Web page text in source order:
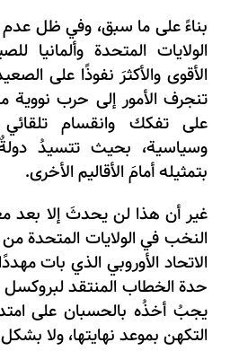
بناءً على ما سبق، وفي ظل
الولايات المتحدة
الأقوى والأكثرَ نفوذًا على
تنجرف الأمور إلى حرب نووية
على تفكك وانقسام تلقائي
وسياسية، بحيث تتسيدُ
بتمثيله أمامَ الأقاليم الأخرى.
غير أن هذا لن يحدثَ إلا بعد
النخب في الولايات المتحدة
الاتحاد الأوروبي الذي بات
حدة الخطاب المنتقد
يجبُ أخذُه بالحسبان على
التكهن بموعد نهايتها، ولا